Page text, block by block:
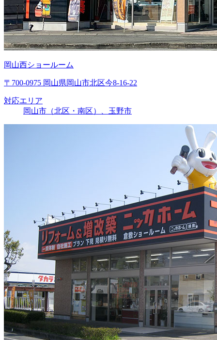
岡山西ショールーム
〒700-0975 岡山県岡山市北区今8-16-22
対応エリア
岡山市（北区・南区）、玉野市